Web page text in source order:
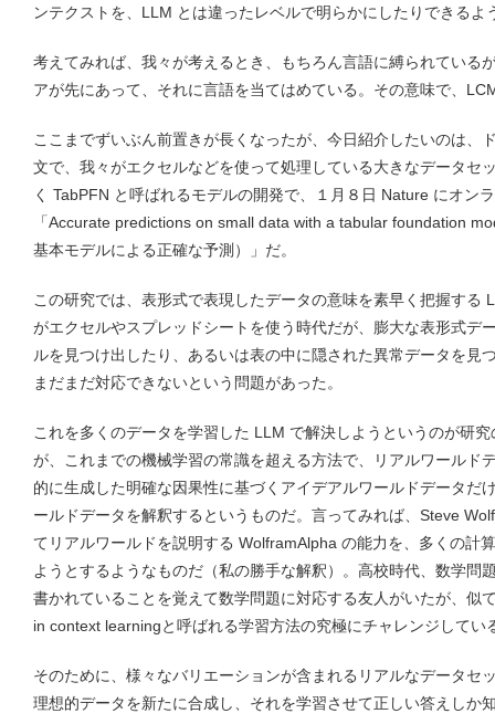
ンテクストを、LLM とは違ったレベルで明らかにしたりできるよ
考えてみれば、我々が考えるとき、もちろん言語に縛られている
アが先にあって、それに言語を当てはめている。その意味で、
ここまでずいぶん前置きが長くなったが、今日紹介したいのは、
文で、我々がエクセルなどを使って処理している大きなデータセ
く TabPFN と呼ばれるモデルの開発で、１月８日 Nature にオン
「Accurate predictions on small data with a tabular foundation
基本モデルによる正確な予測）」だ。
この研究では、表形式で表現したデータの意味を素早く把握する
がエクセルやスプレッドシートを使う時代だが、膨大な表形式デ
ルを見つけ出したり、あるいは表の中に隠された異常データを見
まだまだ対応できないという問題があった。
これを多くのデータを学習した LLM で解決しようというのが研
が、これまでの機械学習の常識を超える方法で、リアルワールド
的に生成した明確な因果性に基づくアイデアルワールドデータだ
ールドデータを解釈するというものだ。言ってみれば、Steve
てリアルワールドを説明する WolframAlpha の能力を、多くの計
ようとするようなものだ（私の勝手な解釈）。高校時代、数学問
書かれていることを覚えて数学問題に対応する友人がいたが、似
in context learningと呼ばれる学習方法の究極にチャレンジしてい
そのために、様々なバリエーションが含まれるリアルなデータセ
理想的データを新たに合成し、それを学習させて正しい答えしか